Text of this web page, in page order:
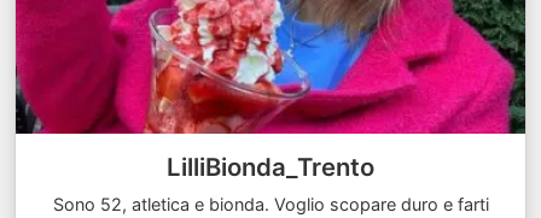
LilliBionda_Trento
Sono 52, atletica e bionda. Voglio scopare duro e farti